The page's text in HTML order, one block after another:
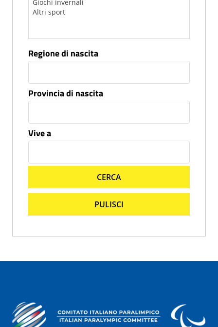
Regione di nascita
Provincia di nascita
Vive a
CERCA
PULISCI